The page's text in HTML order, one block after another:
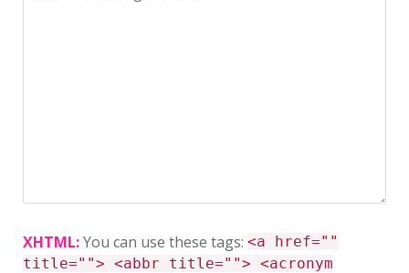
XHTML:You can use these tags: <a href=""
title=""> <abbr title=""> <acronym